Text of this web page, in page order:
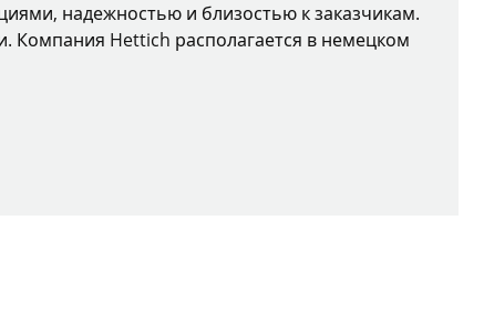
надежностью и близостью к заказчикам.
Компания Hettich располагается в немецком